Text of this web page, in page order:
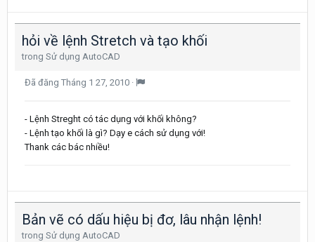
hỏi về lệnh Stretch và tạo khối
trong Sử dụng AutoCAD
Đã đăng Tháng 1 27, 2010 ·
- Lệnh Streght có tác dụng với khối không?
- Lệnh tạo khối là gì? Dạy e cách sử dụng với!
Thank các bác nhiều!
Bản vẽ có dấu hiệu bị đơ, lâu nhận lệnh!
trong Sử dụng AutoCAD